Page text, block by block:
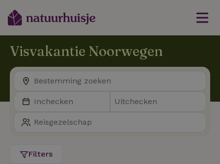
Visvakantie Noorwegen
Filters